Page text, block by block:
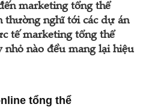
marketing tổng thể
thường nghĩ tới các dự án
tế marketing tổng thể
nhỏ nào đều mang lại hiệu
tổng thể